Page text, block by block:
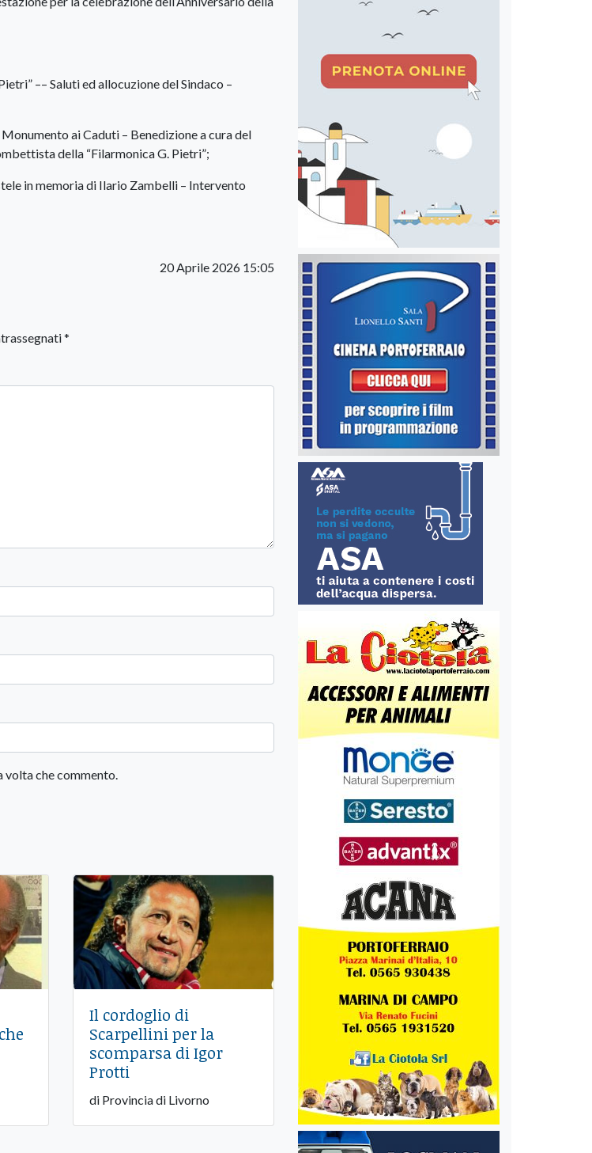
–– Saluti ed allocuzione del Sindaco –
ai Caduti – Benedizione a cura del
della “Filarmonica G. Pietri”;
in memoria di Ilario Zambelli – Intervento
20 Aprile 2026 15:05
*
volta che commento.
Il cordoglio di
Scarpellini per la
scomparsa di Igor
Protti
di Provincia di Livorno